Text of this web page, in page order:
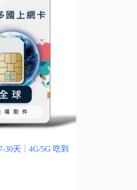
30天｜4G/5G 吃到